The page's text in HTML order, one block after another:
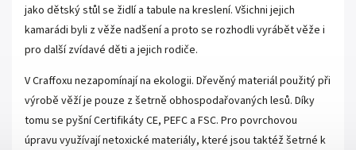
jako dětský stůl se židlí a tabule na kreslení. Všichni jejich
kamarádi byli z věže nadšení a proto se rozhodli vyrábět věže i
pro další zvídavé děti a jejich rodiče.
V Craffoxu nezapomínají na ekologii. Dřevěný materiál použitý při
výrobě věží je pouze z šetrně obhospodařovaných lesů. Díky
tomu se pyšní Certifikáty CE, PEFC a FSC. Pro povrchovou
úpravu využívají netoxické materiály, které jsou taktéž šetrné k